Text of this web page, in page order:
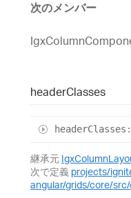
次のメンバー
headerClasses
headerClasses :
継承元
次で定義 projects/
angular/grids/core/